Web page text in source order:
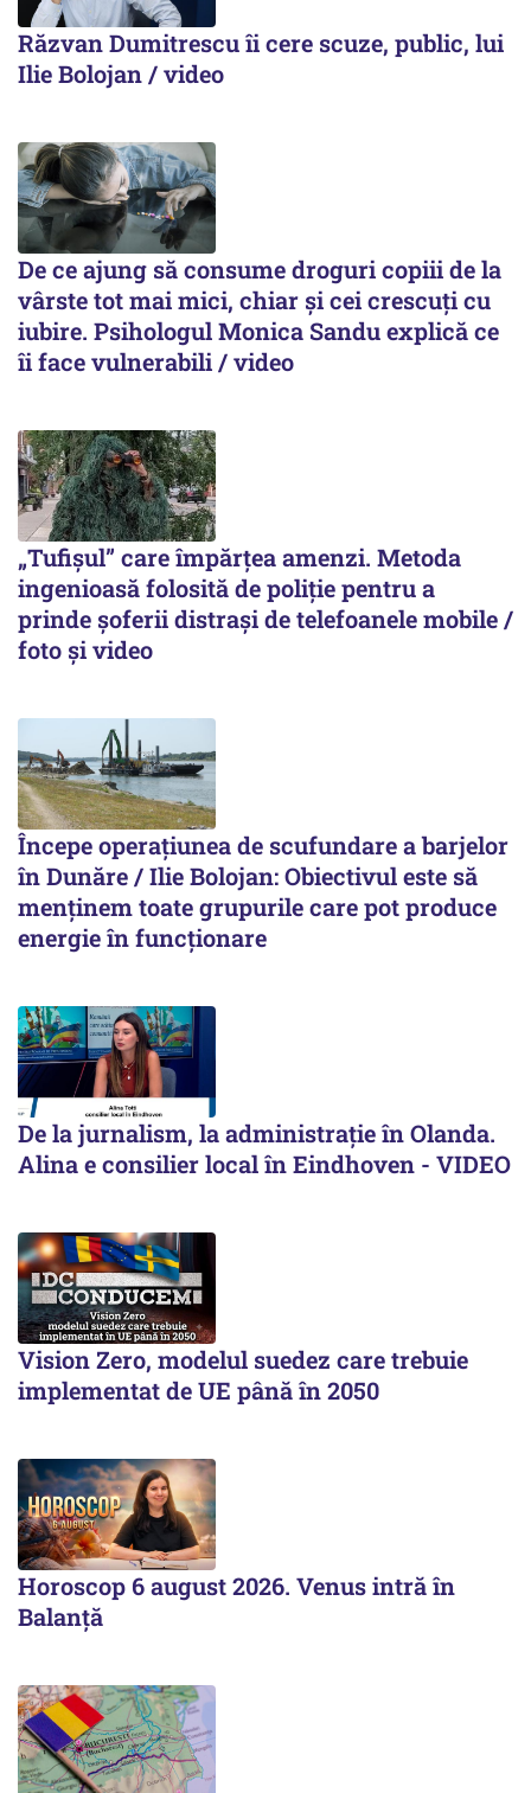
Răzvan Dumitrescu îi cere scuze, public, lui
Ilie Bolojan / video
De ce ajung să consume droguri copiii de la
vârste tot mai mici, chiar și cei crescuți cu
iubire. Psihologul Monica Sandu explică ce
îi face vulnerabili / video
„Tufișul” care împărțea amenzi. Metoda
ingenioasă folosită de poliție pentru a
prinde șoferii distrași de telefoanele mobile /
foto și video
Începe operațiunea de scufundare a barjelor
în Dunăre / Ilie Bolojan: Obiectivul este să
menținem toate grupurile care pot produce
energie în funcționare
De la jurnalism, la administrație în Olanda.
Alina e consilier local în Eindhoven - VIDEO
Vision Zero, modelul suedez care trebuie
implementat de UE până în 2050
Horoscop 6 august 2026. Venus intră în
Balanță